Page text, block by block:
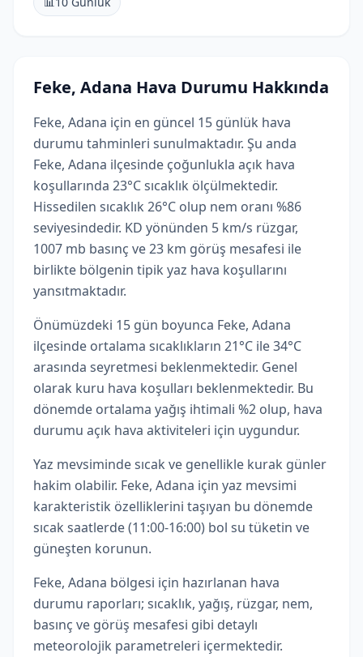
Feke, Adana Hava Durumu Hakkında
Feke, Adana için en güncel 15 günlük hava
durumu tahminleri sunulmaktadır. Şu anda
Feke, Adana ilçesinde çoğunlukla açık hava
koşullarında 23°C sıcaklık ölçülmektedir.
Hissedilen sıcaklık 26°C olup nem oranı %86
seviyesindedir. KD yönünden 5 km/s rüzgar,
1007 mb basınç ve 23 km görüş mesafesi ile
birlikte bölgenin tipik yaz hava koşullarını
yansıtmaktadır.
Önümüzdeki 15 gün boyunca Feke, Adana
ilçesinde ortalama sıcaklıkların 21°C ile 34°C
arasında seyretmesi beklenmektedir. Genel
olarak kuru hava koşulları beklenmektedir. Bu
dönemde ortalama yağış ihtimali %2 olup, hava
durumu açık hava aktiviteleri için uygundur.
Yaz mevsiminde sıcak ve genellikle kurak günler
hakim olabilir. Feke, Adana için yaz mevsimi
karakteristik özelliklerini taşıyan bu dönemde
sıcak saatlerde (11:00-16:00) bol su tüketin ve
güneşten korunun.
Feke, Adana bölgesi için hazırlanan hava
durumu raporları; sıcaklık, yağış, rüzgar, nem,
basınç ve görüş mesafesi gibi detaylı
meteorolojik parametreleri içermektedir.